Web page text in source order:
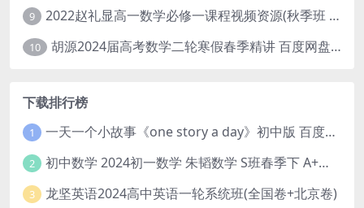
9 2022赵礼显高一数学必修一课程视频资源(秋季班 含讲义)百度网盘云
10 胡源2024届高考数学二轮寒假春季精讲 百度网盘分享
下载排行榜
1 一天一个小故事《one story a day》初中版 百度网盘分享下载
2 初中数学 2024初一数学 朱韬数学 S班春季下 A+班春季下 百度云网盘
3 龙坚英语2024高中英语一轮系统班(全国卷+北京卷)